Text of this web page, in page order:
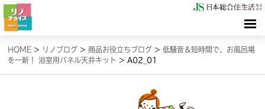
HOME
HOME > リノブログ >商品お役立ちブログ >低騒音＆短時間で、お風呂場
を一新！ 浴室用パネル天井キット > A02_01